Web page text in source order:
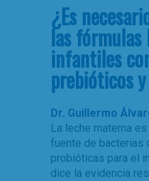
¿Es
las fórmulas
infantiles
prebióticos
Dr. Guillermo
La leche materna
fuente de bacterias
probióticas para el
dice la evidencia